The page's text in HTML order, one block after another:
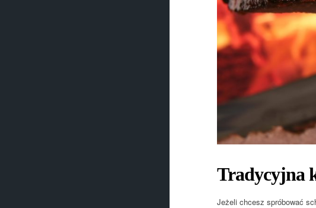
Tradycyjna
Jeżeli chcesz spróbować